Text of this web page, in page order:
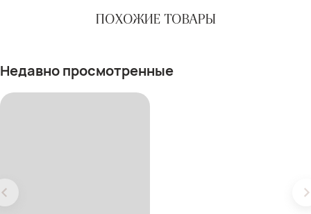
ПОХОЖИЕ ТОВАРЫ
Недавно просмотренные